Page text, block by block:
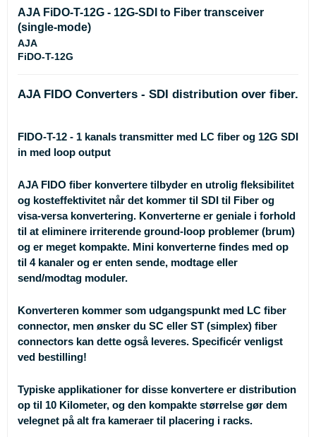
AJA FiDO-T-12G - 12G-SDI to Fiber transceiver
(single-mode)
AJA
FiDO-T-12G
AJA FIDO Converters - SDI distribution over fiber.
FIDO-T-12 - 1 kanals transmitter med LC fiber og 12G SDI
in med loop output
AJA FIDO fiber konvertere tilbyder en utrolig fleksibilitet
og kosteffektivitet når det kommer til SDI til Fiber og
visa-versa konvertering. Konverterne er geniale i forhold
til at eliminere irriterende ground-loop problemer (brum)
og er meget kompakte. Mini konverterne findes med op
til 4 kanaler og er enten sende, modtage eller
send/modtag moduler.
Konverteren kommer som udgangspunkt med LC fiber
connector, men ønsker du SC eller ST (simplex) fiber
connectors kan dette også leveres. Specificér venligst
ved bestilling!
Typiske applikationer for disse konvertere er distribution
op til 10 Kilometer, og den kompakte størrelse gør dem
velegnet på alt fra kameraer til placering i racks.